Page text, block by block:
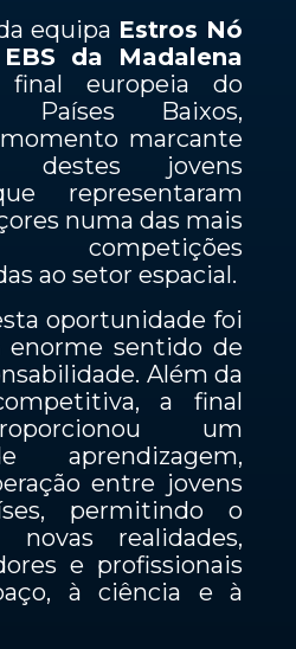
equipa Estros Nó
da Madalena
europeia do
Países Baixos,
marcante
destes jovens
representaram
numa das mais
competições
ao setor espacial.
oportunidade foi
sentido de
Além da
a final
um
aprendizagem,
entre jovens
permitindo o
realidades,
e profissionais
à ciência e à